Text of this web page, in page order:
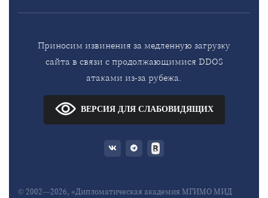
Приносим извинения за медленную загрузку
сайта в связи с продолжающимися DDOS
атаками из-за рубежа.
ВЕРСИЯ ДЛЯ СЛАБОВИДЯЩИХ
© 2002—2026, «Дипломатическая академия МГИМО МИД